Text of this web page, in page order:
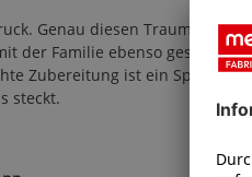
Genau diesen Traum
der Familie ebenso gesichert
Zubereitung ist ein Spaß für
in